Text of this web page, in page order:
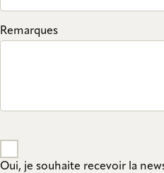
Remarques
Oui, je souhaite recevoir la